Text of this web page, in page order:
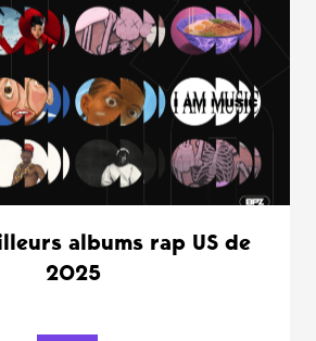
albums rap US de
2025